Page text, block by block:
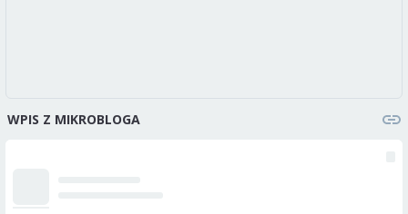
WPIS Z MIKROBLOGA